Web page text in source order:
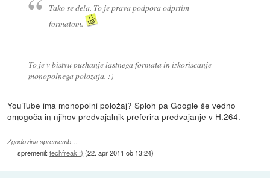
Tako se dela. To je prava podpora odprtim
formatom.
To je v bistvu pushanje lastnega formata in izkoriscanje
monopolnega polozaja. :)
YouTube ima monopolni položaj? Sploh pa Google še vedno
omogoča in njihov predvajalnik preferira predvajanje v H.264.
Zgodovina sprememb…
spremenil:techfreak :) (22. apr 2011 ob 13:24)